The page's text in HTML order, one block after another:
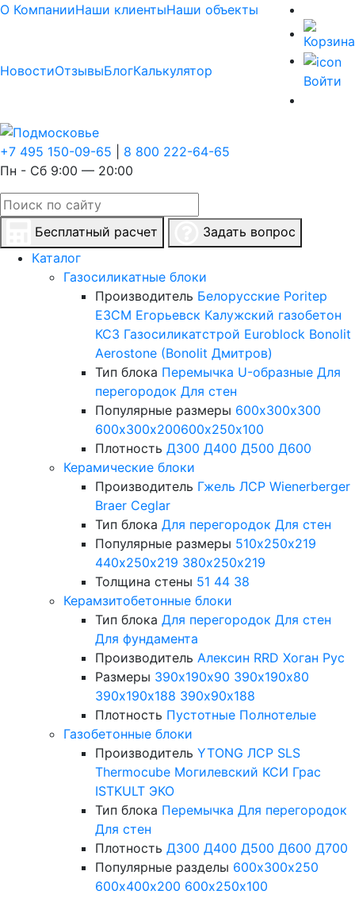
О КомпанииНаши клиентыНаши объекты
НовостиОтзывыБлогКалькулятор
Войти
+7 495 150-09-65
8 800 222-64-65
Пн - Сб 9:00 — 20:00
Бесплатный расчет
Задать вопрос
Каталог
Газосиликатные блоки
Производитель Белорусские Poritep
ЕЗСМ Егорьевск Калужский газобетон
КСЗ Газосиликатстрой Euroblock Bonolit
Aerostone (Bonolit Дмитров)
Тип блока Перемычка U-образные Для
перегородок Для стен
Популярные размеры 600х300х300
600х300х200600х250х100
Плотность Д300 Д400 Д500 Д600
Керамические блоки
Производитель Гжель ЛСР Wienerberger
Braer Ceglar
Тип блока Для перегородок Для стен
Популярные размеры 510х250х219
440х250х219 380х250х219
Толщина стены 51 44 38
Керамзитобетонные блоки
Тип блока Для перегородок Для стен
Для фундамента
Производитель Алексин RRD Хоган Рус
Размеры 390х190х90 390х190х80
390х190х188 390х90х188
Плотность Пустотные Полнотелые
Газобетонные блоки
Производитель YTONG ЛСР SLS
Thermocube Могилевский КСИ Грас
ISTKULT ЭКО
Тип блока Перемычка Для перегородок
Для стен
Плотность Д300 Д400 Д500 Д600 Д700
Популярные разделы 600х300х250
600х400х200 600х250х100